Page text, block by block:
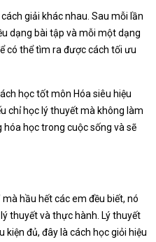
giải khác nhau. Sau mỗi lần
dạng bài tập và mỗi một dạng
có thể tìm ra được cách tối ưu
học tốt môn Hóa siêu hiệu
chỉ học lý thuyết mà không làm
hóa học trong cuộc sống và sẽ
mà hầu hết các em đều biết, nó
thuyết và thực hành. Lý thuyết
kiện đủ, đây là cách học giỏi hiệu